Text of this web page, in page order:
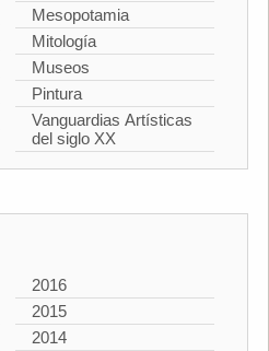
Mesopotamia
Mitología
Museos
Pintura
Vanguardias Artísticas
del siglo XX
2016
2015
2014